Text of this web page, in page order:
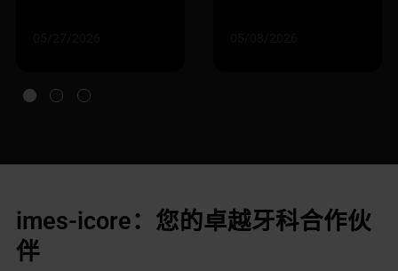
imes-icore：您的卓越牙科合作伙
伴